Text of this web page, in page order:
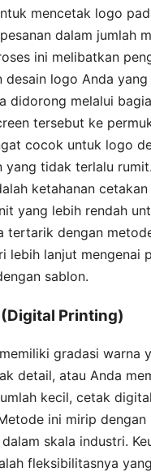
mencetak logo
dalam jumlah
ini melibatkan
desain logo Anda yang
didorong melalui
tersebut ke
cocok untuk logo
yang tidak terlalu rumit.
ketahanan
yang lebih rendah
tertarik dengan
lebih lanjut mengenai
sablon.
Printing)
gradasi warna
detail, atau Anda
kecil, cetak
ini mirip dengan
skala industri.
fleksibilitasnya